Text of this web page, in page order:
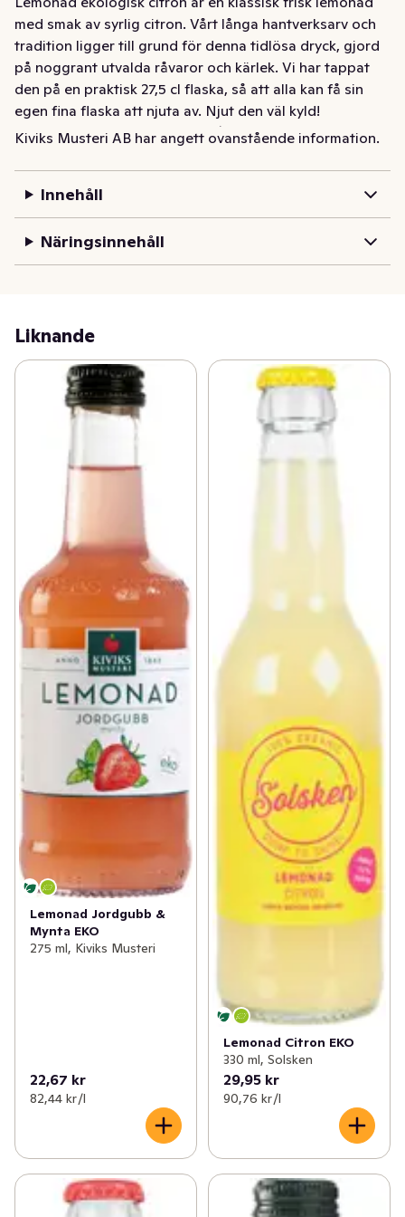
med smak av syrlig citron. Vårt långa hantverksarv och
tradition ligger till grund för denna tidlösa dryck, gjord
på noggrant utvalda råvaror och kärlek. Vi har tappat
den på en praktisk 27,5 cl flaska, så att alla kan få sin
egen fina flaska att njuta av. Njut den väl kyld!
Finns även med smaken Päron/Ingefära.
tradition ligger till grund för denna tidlösa dryck, gjord
den på en praktisk 27,5 cl flaska, så att alla kan få sin
egen fina flaska att njuta av. Njut den väl kyld!
Kiviks Musteri AB har angett ovanstående information.
Innehåll
Näringsinnehåll
Liknande
Lemonad Jordgubb &
Mynta EKO
275 ml, Kiviks Musteri
22,67 kr
82,44 kr /l
Lemonad Citron EKO
330 ml, Solsken
29,95 kr
90,76 kr /l